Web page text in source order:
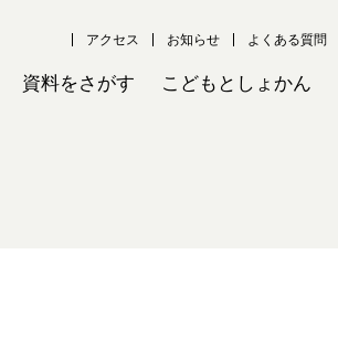
アクセス お知らせ よくある質問
資料をさがす こどもとしょかん